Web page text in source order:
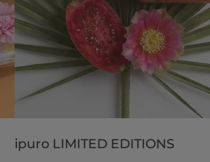
ipuro LIMITED EDITIONS